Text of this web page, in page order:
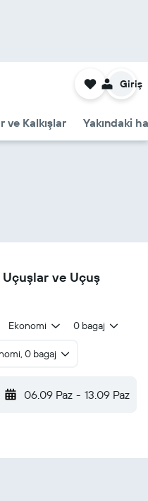
ve Kalkışlar Yakındaki
Giriş
ve Uçuş
Ekonomi 0 bagaj
0 bagaj
06.09 Paz - 13.09 Paz